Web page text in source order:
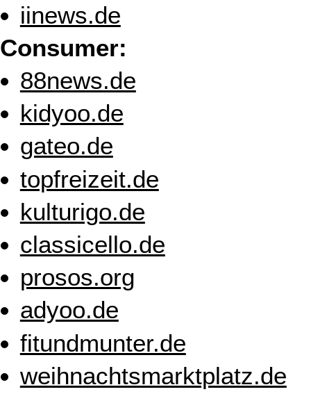
iinews.de
Consumer:
88news.de
kidyoo.de
gateo.de
topfreizeit.de
kulturigo.de
classicello.de
prosos.org
adyoo.de
fitundmunter.de
weihnachtsmarktplatz.de